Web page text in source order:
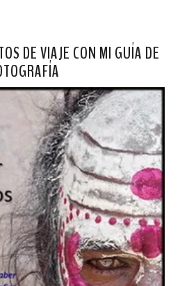
DE VIAJE CON MI GUÍA DE